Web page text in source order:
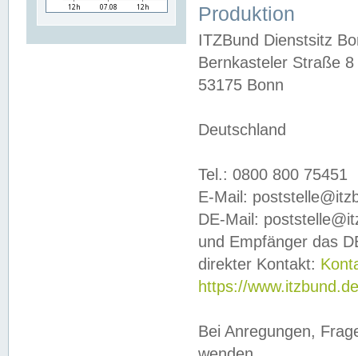
Produktion
ITZBund Dienstsitz
Bernkasteler Straße 8
53175 Bonn
Deutschland
Tel.: 0800 800 75451
E-Mail:
DE-Mail:
und Empfänger das
direkter Kontakt:
https://
Bei Anregungen,